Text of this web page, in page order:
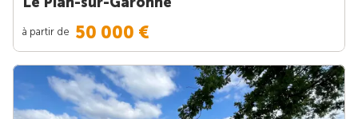
à partir de 50 000 €